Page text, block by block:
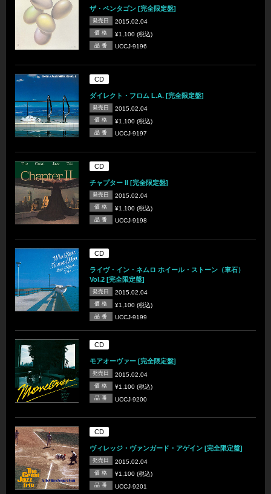
ザ・ペンタゴン [完全限定盤]
発売日 2015.02.04
価 格 ¥1,100 (税込)
品 番 UCCJ-9196
CD
ダイレクト・フロム L.A. [完全限定盤]
発売日 2015.02.04
価 格 ¥1,100 (税込)
品 番 UCCJ-9197
CD
チャプター II [完全限定盤]
発売日 2015.02.04
価 格 ¥1,100 (税込)
品 番 UCCJ-9198
CD
ライヴ・イン・ネムロ ホイール・ストーン（車石）
Vol.2 [完全限定盤]
発売日 2015.02.04
価 格 ¥1,100 (税込)
品 番 UCCJ-9199
CD
モアオーヴァー [完全限定盤]
発売日 2015.02.04
価 格 ¥1,100 (税込)
品 番 UCCJ-9200
CD
ヴィレッジ・ヴァンガード・アゲイン [完全限定盤]
発売日 2015.02.04
価 格 ¥1,100 (税込)
品 番 UCCJ-9201